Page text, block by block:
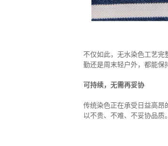
不仅如此，无水染色工艺完
勤还是周末轻户外，都能保
可持续，无需再妥协
传统染色正在承受日益高昂
以不贵、不难、不妥协品质